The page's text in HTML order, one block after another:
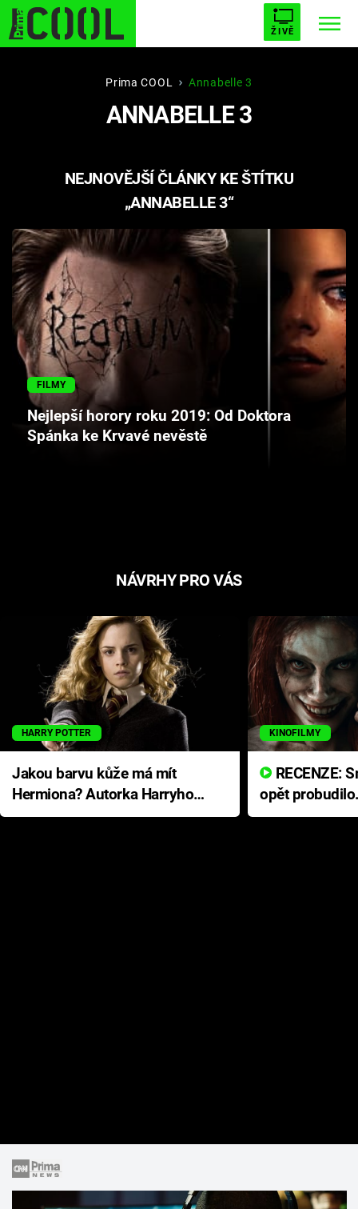
ŽIVĚ
STARHOUSE BUFFY, PŘEMOŽITELKA UPÍRŮ
PLNEJ KOTEL AVENGERS 5
Filmy
Seriály
Hry
Cool Esport
Pořady
Prima COOL Annabelle 3
ANNABELLE 3
NEJNOVĚJŠÍ ČLÁNKY KE ŠTÍTKU
„ANNABELLE 3“
FILMY
Nejlepší horory roku 2019: Od Doktora
Spánka ke Krvavé nevěstě
NÁVRHY PRO VÁS
HARRY POTTER
Jakou barvu kůže má mít
Hermiona? Autorka Harryho
Pottera přišla s ráznou
KINOFILMY
opět
přichází s